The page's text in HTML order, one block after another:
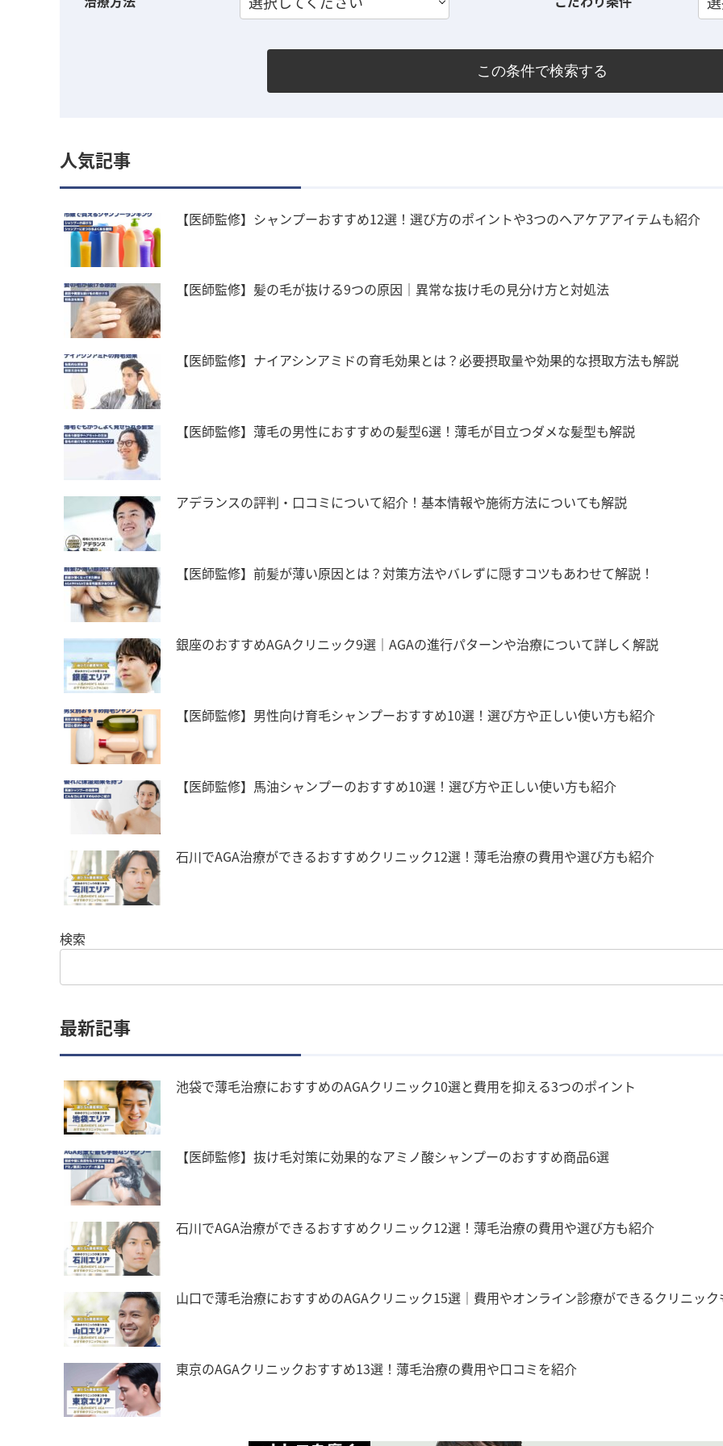
この条件で検索する
人気記事
【医師監修】シャンプーおすすめ12選！選び方のポイントや3つのヘアケアアイテムも紹介
【医師監修】髪の毛が抜ける9つの原因｜異常な抜け毛の見分け方と対処法
【医師監修】ナイアシンアミドの育毛効果とは？必要摂取量や効果的な摂取方法も解説
【医師監修】薄毛の男性におすすめの髪型6選！薄毛が目立つダメな髪型も解説
アデランスの評判・口コミについて紹介！基本情報や施術方法についても解説
【医師監修】前髪が薄い原因とは？対策方法やバレずに隠すコツもあわせて解説！
銀座のおすすめAGAクリニック9選｜AGAの進行パターンや治療について詳しく解説
【医師監修】男性向け育毛シャンプーおすすめ10選！選び方や正しい使い方も紹介
【医師監修】馬油シャンプーのおすすめ10選！選び方や正しい使い方も紹介
石川でAGA治療ができるおすすめクリニック12選！薄毛治療の費用や選び方も紹介
検索
最新記事
池袋で薄毛治療におすすめのAGAクリニック10選と費用を抑える3つのポイント
【医師監修】抜け毛対策に効果的なアミノ酸シャンプーのおすすめ商品6選
石川でAGA治療ができるおすすめクリニック12選！薄毛治療の費用や選び方も紹介
山口で薄毛治療におすすめのAGAクリニック15選｜費用やオンライン診療ができるクリニッ
東京のAGAクリニックおすすめ13選！薄毛治療の費用や口コミを紹介